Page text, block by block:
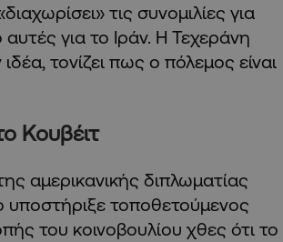
τις συνομιλίες για
για το Ιράν. Η Τεχεράνη
τονίζει πως ο πόλεμος είναι
Κουβέιτ
αμερικανικής διπλωματίας
τοποθετούμενος
του κοινοβουλίου χθες ότι το